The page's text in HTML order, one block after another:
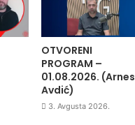
OTVORENI
PROGRAM –
01.08.2026. (Arnes
Avdić)
3. Avgusta 2026.